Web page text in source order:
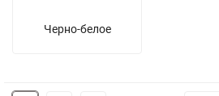
Черно-белое